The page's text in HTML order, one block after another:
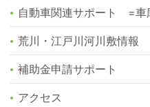
自動車関連サポート =車
荒川・江戸川河川敷情報
補助金申請サポート
アクセス